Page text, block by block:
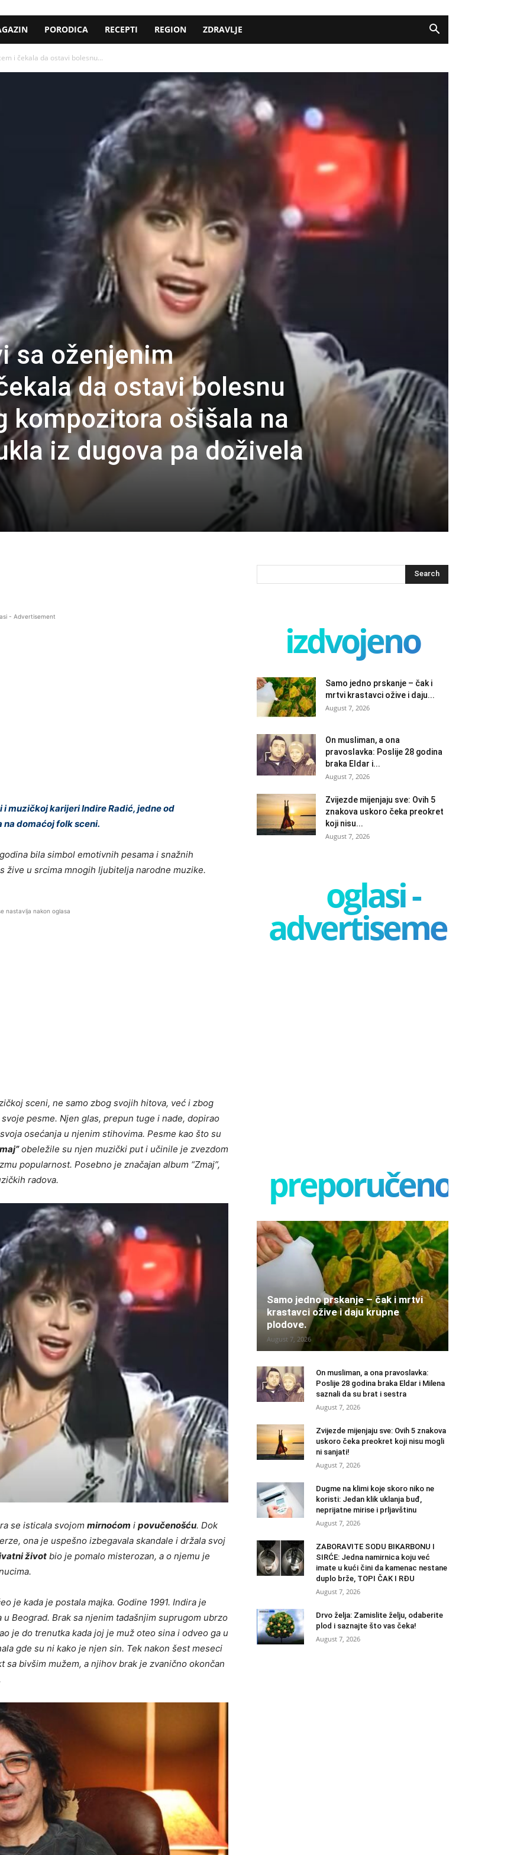
PORODICA RECEPTI REGION ZDRAVLJE
i čekala da ostavi bolesnu...
sa oženjenim
da ostavi bolesnu
kompozitora ošišala na
iz dugova pa doživela
- Advertisement
muzičkoj karijeri Indire Radić, jedne od
domaćoj folk sceni.
bila simbol emotivnih pesama i snažnih
žive u srcima mnogih ljubitelja narodne muzike.
nastavlja nakon oglasa
sceni, ne samo zbog svojih hitova, već i zbog
pesme. Njen glas, prepun tuge i nade, dopirao
osećanja u njenim stihovima. Pesme kao što su
obeležile su njen muzički put i učinile je zvezdom
popularnost. Posebno je značajan album “Zmaj”,
radova.
se isticala svojom mirnoćom i povučenošću. Dok
ona je uspešno izbegavala skandale i držala svoj
život bio je pomalo misterozan, a o njemu je
je kada je postala majka. Godine 1991. Indira je
Beograd. Brak sa njenim tadašnjim suprugom ubrzo
je do trenutka kada joj je muž oteo sina i odveo ga u
gde su ni kako je njen sin. Tek nakon šest meseci
bivšim mužem, a njihov brak je zvanično okončan
izdvojeno
Samo jedno prskanje – čak i
mrtvi krastavci ožive i daju...
August 7, 2026
On musliman, a ona
pravoslavka: Poslije 28 godina
braka Eldar i...
August 7, 2026
Zvijezde mijenjaju sve: Ovih 5
znakova uskoro čeka preokret
koji nisu...
August 7, 2026
oglasi -
advertisement
preporučeno
Samo jedno prskanje – čak i mrtvi
krastavci ožive i daju krupne
plodove.
August 7, 2026
On musliman, a ona pravoslavka:
Poslije 28 godina braka Eldar i Milena
saznali da su brat i sestra
August 7, 2026
Zvijezde mijenjaju sve: Ovih 5 znakova
uskoro čeka preokret koji nisu mogli
ni sanjati!
August 7, 2026
Dugme na klimi koje skoro niko ne
koristi: Jedan klik uklanja buđ,
neprijatne mirise i prljavštinu
August 7, 2026
ZABORAVITE SODU BIKARBONU I
SIRĆE: Jedna namirnica koju već
imate u kući čini da kamenac nestane
duplo brže, TOPI ČAK I RĐU
August 7, 2026
Drvo želja: Zamislite želju, odaberite
plod i saznajte što vas čeka!
August 7, 2026